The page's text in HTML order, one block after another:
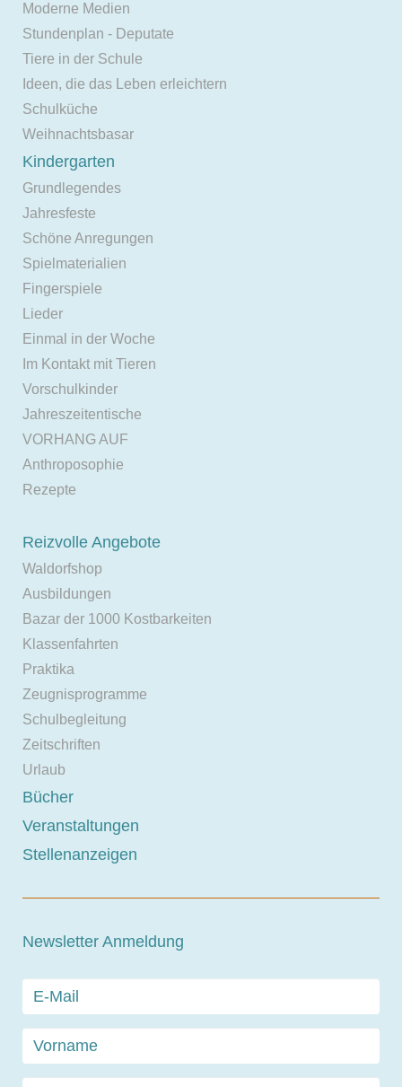
Moderne Medien
Stundenplan - Deputate
Tiere in der Schule
Ideen, die das Leben erleichtern
Schulküche
Weihnachtsbasar
Kindergarten
Grundlegendes
Jahresfeste
Schöne Anregungen
Spielmaterialien
Fingerspiele
Lieder
Einmal in der Woche
Im Kontakt mit Tieren
Vorschulkinder
Jahreszeitentische
VORHANG AUF
Anthroposophie
Rezepte
Reizvolle Angebote
Waldorfshop
Ausbildungen
Bazar der 1000 Kostbarkeiten
Klassenfahrten
Praktika
Zeugnisprogramme
Schulbegleitung
Zeitschriften
Urlaub
Bücher
Veranstaltungen
Stellenanzeigen
Newsletter Anmeldung